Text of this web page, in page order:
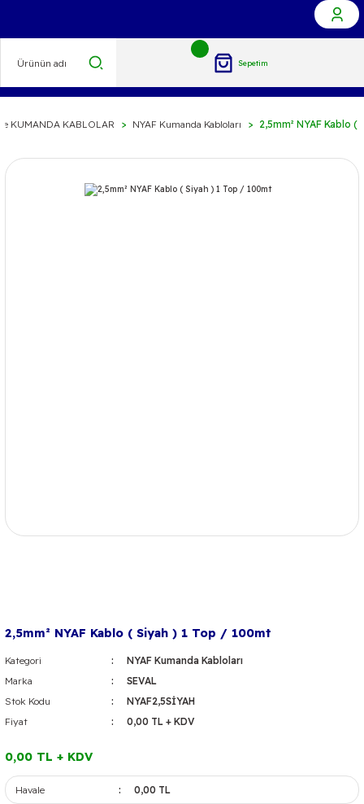
Sepetim
KUMANDA KABLOLAR NYAF Kumanda Kabloları 2,5mm² NYAF Kablo
2,5mm² NYAF Kablo ( Siyah ) 1 Top / 100mt
Kategori
NYAF Kumanda Kabloları
Marka
SEVAL
Stok Kodu
NYAF2,5SİYAH
Fiyat
0,00 TL + KDV
0,00 TL + KDV
Havale 0,00 TL